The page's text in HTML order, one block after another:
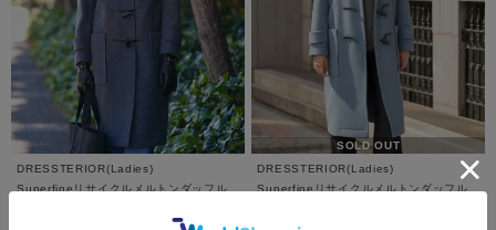
DRESSTERIOR(Ladies)
Superfineリサイクルメルトンダッフル
SOLD OUT
DRESSTERIOR(Ladies)
Superfineリサイクルメルトンダッフル